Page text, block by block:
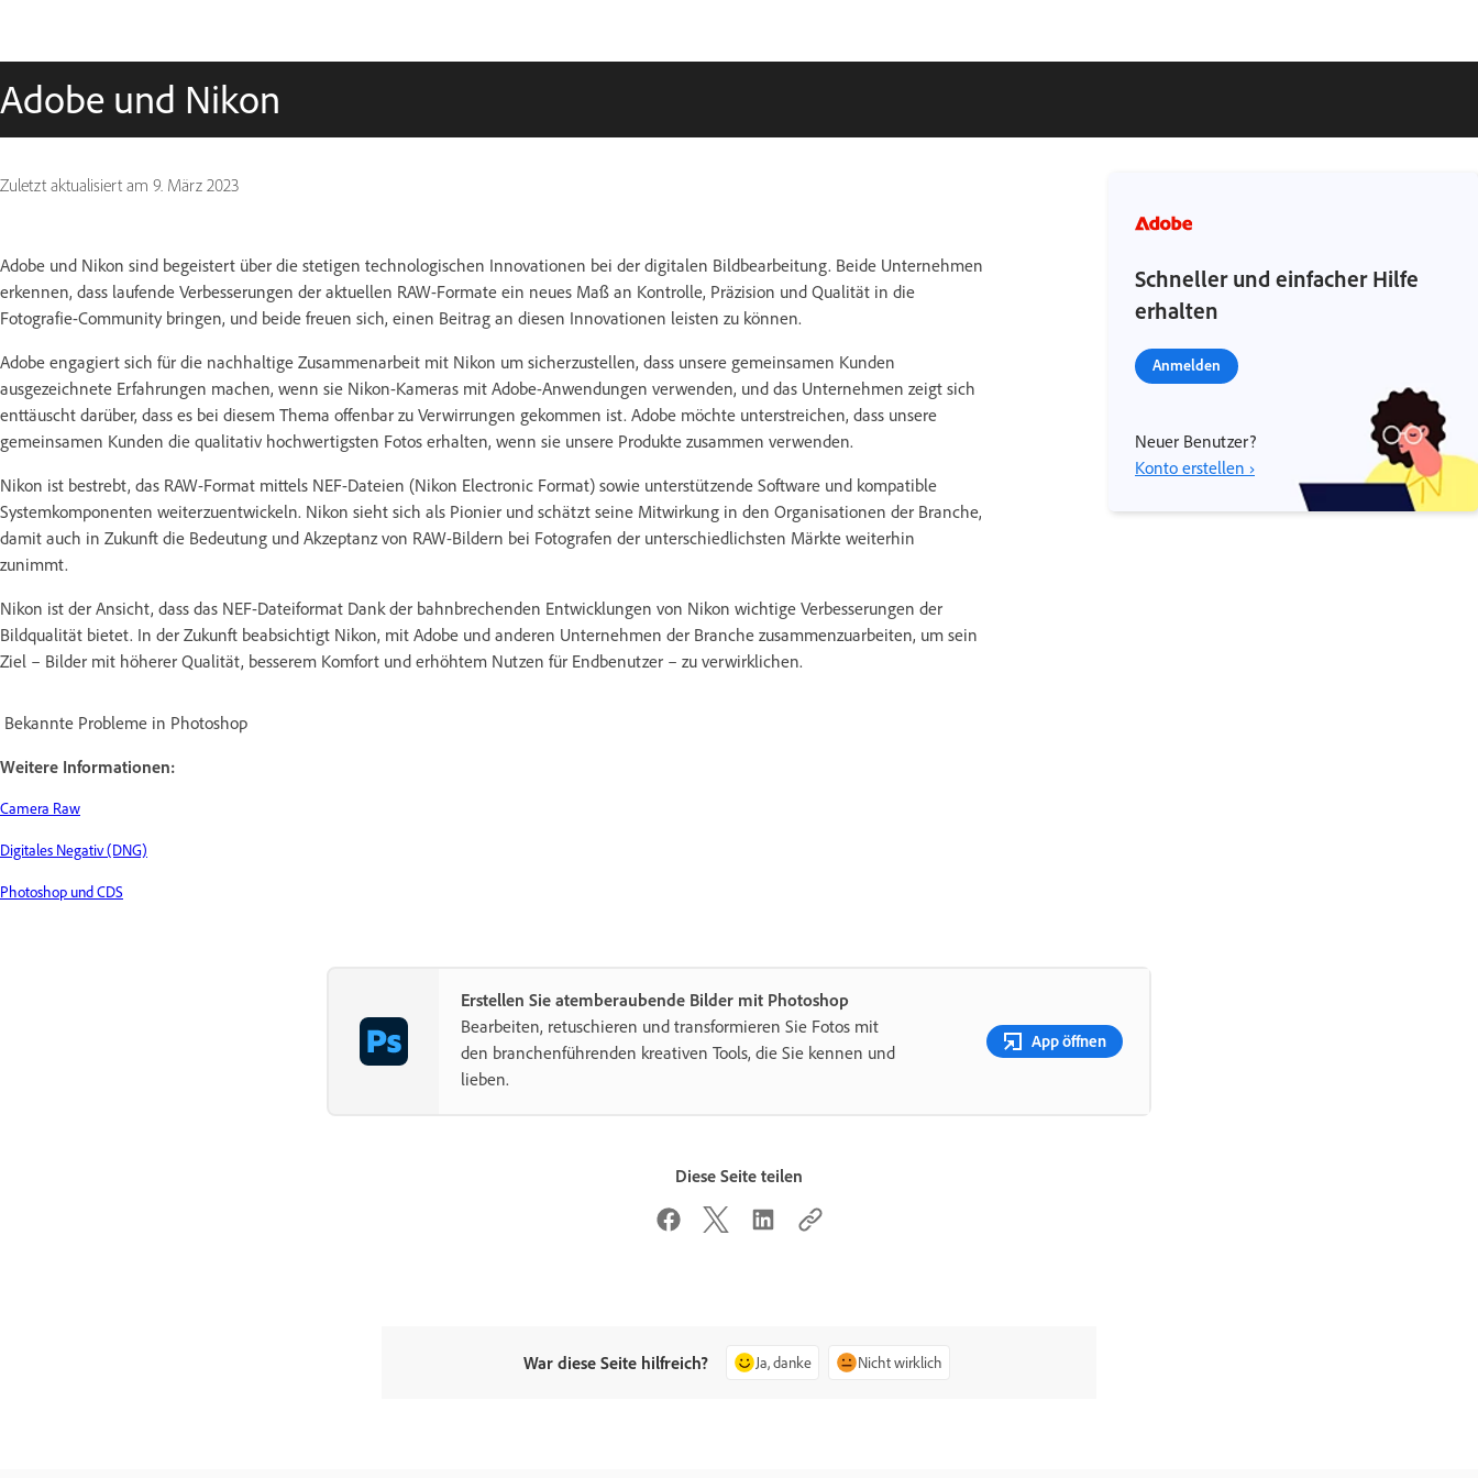
Adobe und Nikon
Zuletzt aktualisiert am 9. März 2023
Adobe und Nikon sind begeistert über die stetigen technologischen Innovationen bei der digitalen Bildbearbeitung. Beide Unternehmen
erkennen, dass laufende Verbesserungen der aktuellen RAW-Formate ein neues Maß an Kontrolle, Präzision und Qualität in die
Fotografie-Community bringen, und beide freuen sich, einen Beitrag an diesen Innovationen leisten zu können.
Adobe engagiert sich für die nachhaltige Zusammenarbeit mit Nikon um sicherzustellen, dass unsere gemeinsamen Kunden
ausgezeichnete Erfahrungen machen, wenn sie Nikon-Kameras mit Adobe-Anwendungen verwenden, und das Unternehmen zeigt sich
enttäuscht darüber, dass es bei diesem Thema offenbar zu Verwirrungen gekommen ist. Adobe möchte unterstreichen, dass unsere
gemeinsamen Kunden die qualitativ hochwertigsten Fotos erhalten, wenn sie unsere Produkte zusammen verwenden.
Nikon ist bestrebt, das RAW-Format mittels NEF-Dateien (Nikon Electronic Format) sowie unterstützende Software und kompatible
Systemkomponenten weiterzuentwickeln. Nikon sieht sich als Pionier und schätzt seine Mitwirkung in den Organisationen der Branche,
damit auch in Zukunft die Bedeutung und Akzeptanz von RAW-Bildern bei Fotografen der unterschiedlichsten Märkte weiterhin
zunimmt.
Nikon ist der Ansicht, dass das NEF-Dateiformat Dank der bahnbrechenden Entwicklungen von Nikon wichtige Verbesserungen der
Bildqualität bietet. In der Zukunft beabsichtigt Nikon, mit Adobe und anderen Unternehmen der Branche zusammenzuarbeiten, um sein
Ziel – Bilder mit höherer Qualität, besserem Komfort und erhöhtem Nutzen für Endbenutzer – zu verwirklichen.
Bekannte Probleme in Photoshop
Weitere Informationen:
Camera Raw
Digitales Negativ (DNG)
Photoshop und CDS
Schneller und einfacher Hilfe
erhalten
Anmelden
Neuer Benutzer?
Konto erstellen ›
Erstellen Sie atemberaubende Bilder mit Photoshop
Bearbeiten, retuschieren und transformieren Sie Fotos mit
den branchenführenden kreativen Tools, die Sie kennen und
lieben.
App öffnen
Diese Seite teilen
War diese Seite hilfreich? Ja, danke Nicht wirklich